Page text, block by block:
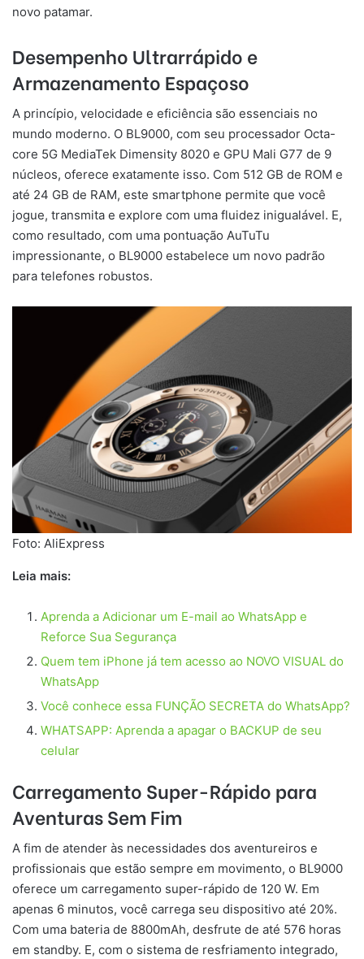
novo patamar.
Desempenho Ultrarrápido e
Armazenamento Espaçoso
A princípio, velocidade e eficiência são essenciais no
mundo moderno. O BL9000, com seu processador Octa-
core 5G MediaTek Dimensity 8020 e GPU Mali G77 de 9
núcleos, oferece exatamente isso. Com 512 GB de ROM e
até 24 GB de RAM, este smartphone permite que você
jogue, transmita e explore com uma fluidez inigualável. E,
como resultado, com uma pontuação AuTuTu
impressionante, o BL9000 estabelece um novo padrão
para telefones robustos.
Foto: AliExpress
Leia mais:
Aprenda a Adicionar um E-mail ao WhatsApp e
Reforce Sua Segurança
Quem tem iPhone já tem acesso ao NOVO VISUAL do
WhatsApp
Você conhece essa FUNÇÃO SECRETA do WhatsApp?
WHATSAPP: Aprenda a apagar o BACKUP de seu
celular
Carregamento Super-Rápido para
Aventuras Sem Fim
A fim de atender às necessidades dos aventureiros e
profissionais que estão sempre em movimento, o BL9000
oferece um carregamento super-rápido de 120 W. Em
apenas 6 minutos, você carrega seu dispositivo até 20%.
Com uma bateria de 8800mAh, desfrute de até 576 horas
em standby. E, com o sistema de resfriamento integrado,